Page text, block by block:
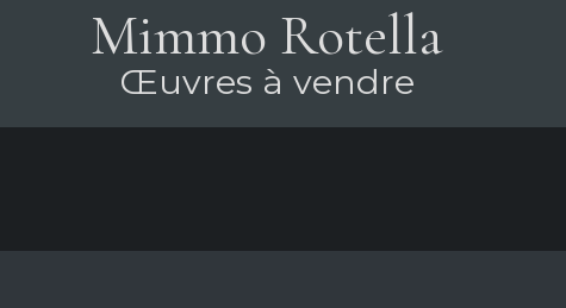
Mimmo Rotella
Œuvres à vendre